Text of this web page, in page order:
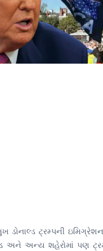
ટ્રમ્પની ઇમિગ્રેશન,
અને અન્ય શહેરોમાં પણ